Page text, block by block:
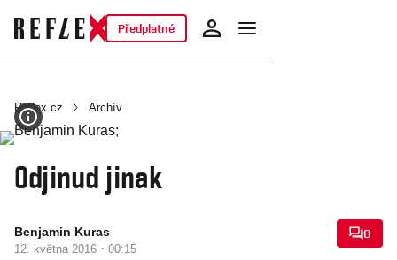
Předplatné
Reflex.cz Archív
Odjinud jinak
Benjamin Kuras
12. května 2016 · 00:15
0